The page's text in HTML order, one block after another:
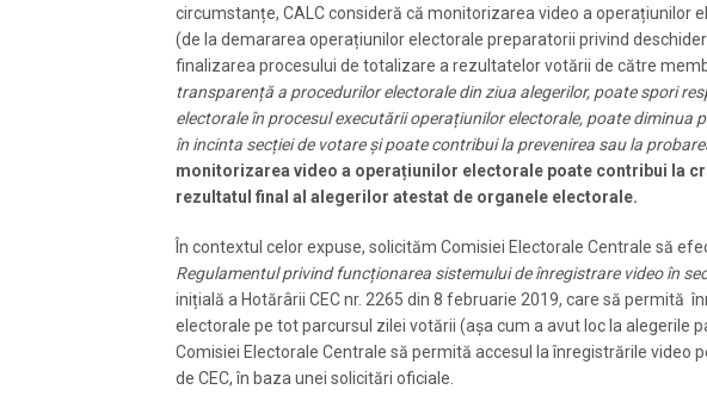
circumstanțe, CALC consideră că monitorizarea video a operațiunilor
(de la demararea operațiunilor electorale preparatorii privind
finalizarea procesului de totalizare a rezultatelor votării de către
transparență a procedurilor electorale din ziua alegerilor, poate spori
electorale în procesul executării operațiunilor electorale, poate diminua
în incinta secției de votare șipoate contribui la prevenirea sau la
monitorizarea video a operațiunilor electorale poate contribui la
rezultatul final al alegerilor atestat de organele electorale.
În contextul celor expuse, solicităm Comisiei Electorale Centrale să
Regulamentul privind funcționarea sistemului de înregistrare video în
inițială a Hotărârii CEC nr. 2265 din 8 februarie 2019, care să permită
electorale pe tot parcursul zilei votării (așa cum a avut loc la alegerile
Comisiei Electorale Centrale să permită accesul la înregistrările video
de CEC, în baza unei solicitări oficiale.